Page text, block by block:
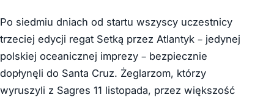
Po siedmiu dniach od startu wszyscy uczestnicy
trzeciej edycji regat Setką przez Atlantyk – jedynej
polskiej oceanicznej imprezy – bezpiecznie
dopłynęli do Santa Cruz. Żeglarzom, którzy
wyruszyli z Sagres 11 listopada, przez większość